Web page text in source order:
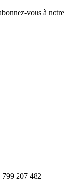
vous à notre
207 482